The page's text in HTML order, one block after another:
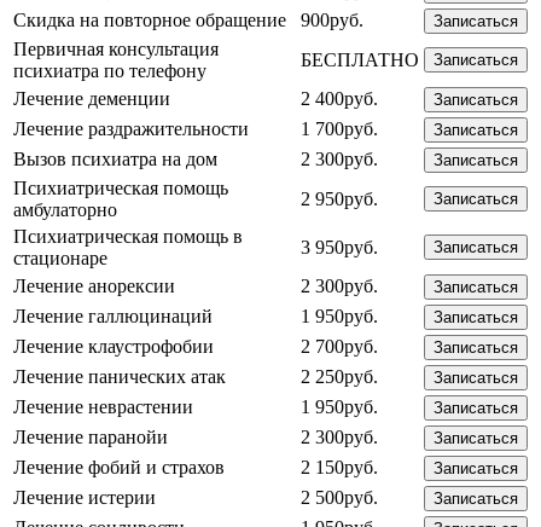
Скидка на повторное обращение 900руб. Записаться
Первичная консультация
психиатра по телефону
БЕСПЛАТНО Записаться
Лечение деменции 2 400руб. Записаться
Лечение раздражительности 1 700руб. Записаться
Вызов психиатра на дом 2 300руб. Записаться
Психиатрическая помощь
амбулаторно
2 950руб. Записаться
Психиатрическая помощь в
стационаре
3 950руб. Записаться
Лечение анорексии 2 300руб. Записаться
Лечение галлюцинаций 1 950руб. Записаться
Лечение клаустрофобии 2 700руб. Записаться
Лечение панических атак 2 250руб. Записаться
Лечение неврастении 1 950руб. Записаться
Лечение паранойи 2 300руб. Записаться
Лечение фобий и страхов 2 150руб. Записаться
Лечение истерии 2 500руб. Записаться